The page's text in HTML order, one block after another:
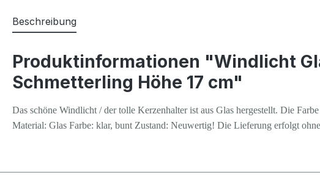
Beschreibung
Produktinformationen "Windlicht
Schmetterling Höhe 17 cm"
Das schöne Windlicht / der tolle Kerzenhalter ist aus Glas hergestellt. Die
Material: Glas Farbe: klar, bunt Zustand: Neuwertig! Die Lieferung erfolgt